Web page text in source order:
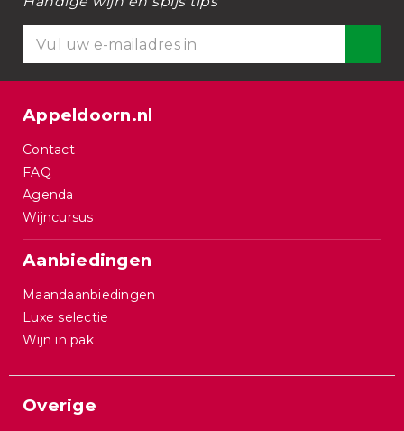
Appeldoorn.nl
Contact
FAQ
Agenda
Wijncursus
Aanbiedingen
Maandaanbiedingen
Luxe selectie
Wijn in pak
Overige